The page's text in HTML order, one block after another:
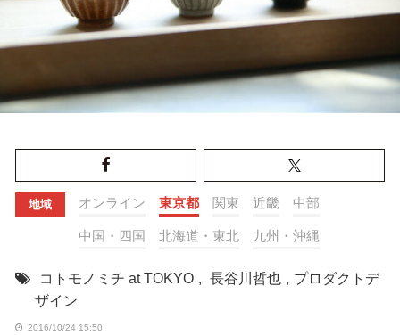
地域 オンライン 東京都 関東 近畿 中部
中国・四国 北海道・東北 九州・沖縄
コトモノミチ at TOKYO , 長谷川哲也 , プロダクトデ
ザイン
2016/10/24 15:50